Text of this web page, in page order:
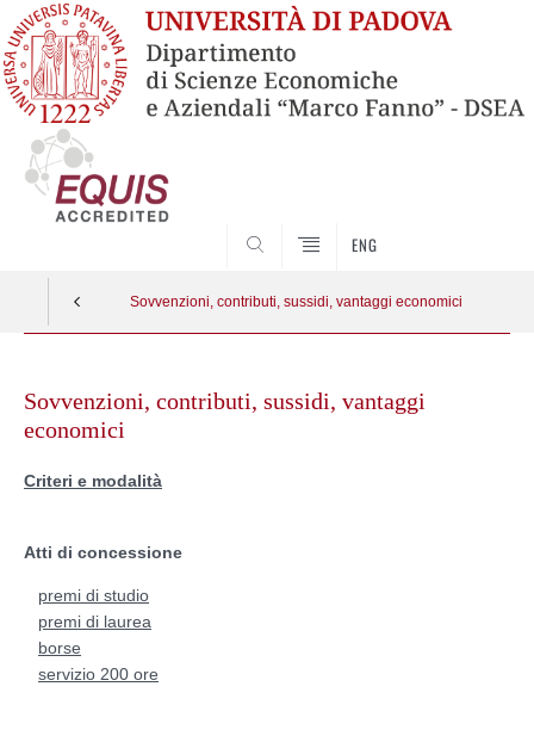
ENG
Sovvenzioni, contributi, sussidi, vantaggi economici
contentSovvenzioni, contributi, sussidi, vantaggi
economici
Criteri e modalità
Atti di concessione
premi di studio
premi di laurea
borse
servizio 200 ore